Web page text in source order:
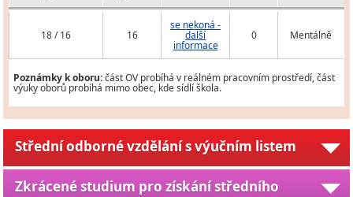
18 / 16 16
se nekoná -
další
informace
0 Mentálně
Poznámky k oboru:část OV probíhá v reálném pracovním prostředí, část
výuky oborů probíhá mimo obec, kde sídlí škola.
Střední odborné vzdělání s výučním listem
Zkrácené studium pro získání středního